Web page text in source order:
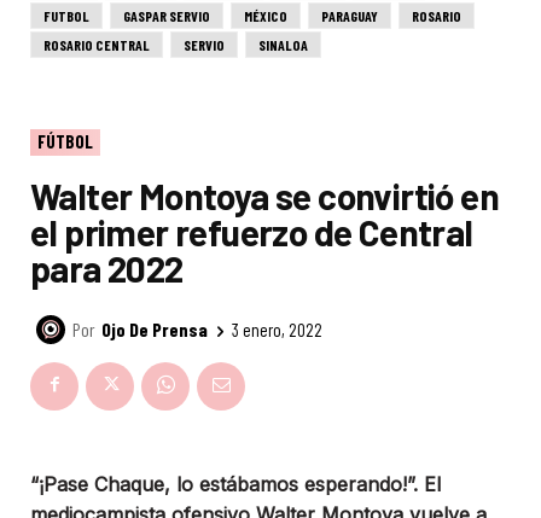
FUTBOL
GASPAR SERVIO MÉXICO PARAGUAY
ROSARIO
ROSARIO CENTRAL
SERVIO SINALOA